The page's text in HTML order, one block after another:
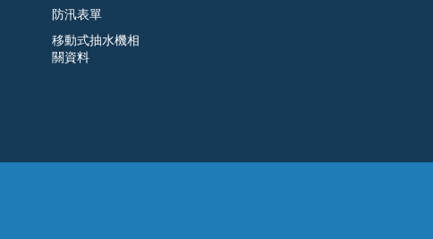
防汛表單
移動式抽水機相
關資料